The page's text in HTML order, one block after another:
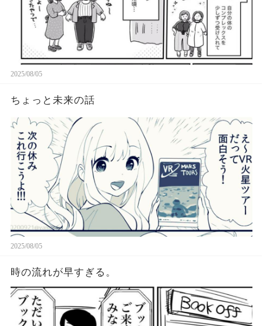
2025/08/05
ちょっと未来の話
2025/08/05
時の流れが早すぎる。